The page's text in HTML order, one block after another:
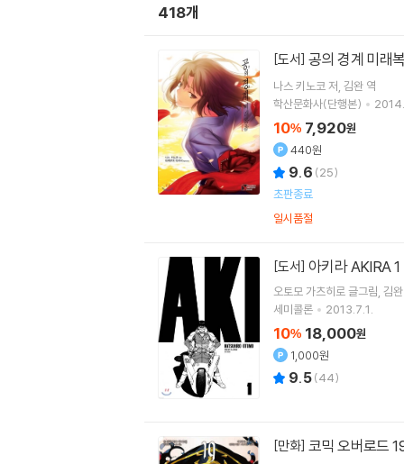
418개
[도서] 공의 경계 미래
나스 키노코 저 김완 역
학산문화사(단행본)
10% 7,920원
440원
9.6 (25)
초판종료
일시품절
[도서] 아키라 AKIRA 1
오토모 가츠히로 글그림 김완
세미콜론
2013.7.1.
10% 18,000원
1,000원
9.5(44)
[만화] 코믹 오버로드